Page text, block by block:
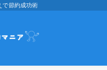
で節約成功術